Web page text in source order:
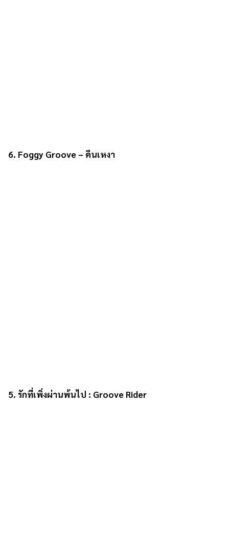
6. Foggy Groove – คืนเหงา
5. รักที่เพิ่งผ่านพ้นไป : Groove Rider